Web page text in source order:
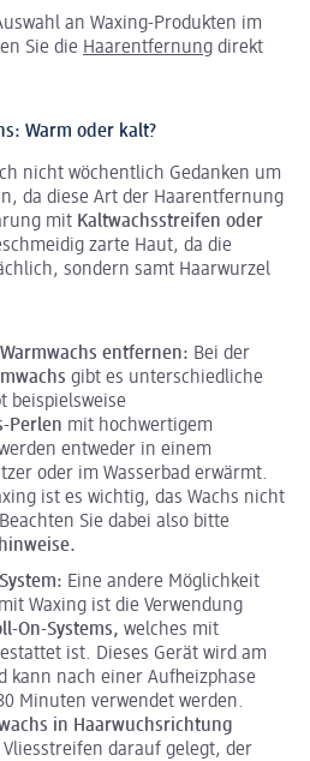
an Waxing-Produkten im
Sie die Haarentfernung direkt
Warm oder kalt?
nicht wöchentlich Gedanken um
da diese Art der Haarentfernung
mit Kaltwachsstreifen oder
zarte Haut, da die
sondern samt Haarwurzel
entfernen: Bei der
gibt es unterschiedliche
beispielsweise
Perlen mit hochwertigem
entweder in einem
oder im Wasserbad erwärmt.
ist es wichtig, das Wachs nicht
Sie dabei also bitte
Eine andere Möglichkeit
Waxing ist die Verwendung
On-Systems, welches mit
ist. Dieses Gerät wird am
kann nach einer Aufheizphase
Minuten verwendet werden.
in Haarwuchsrichtung
darauf gelegt, der